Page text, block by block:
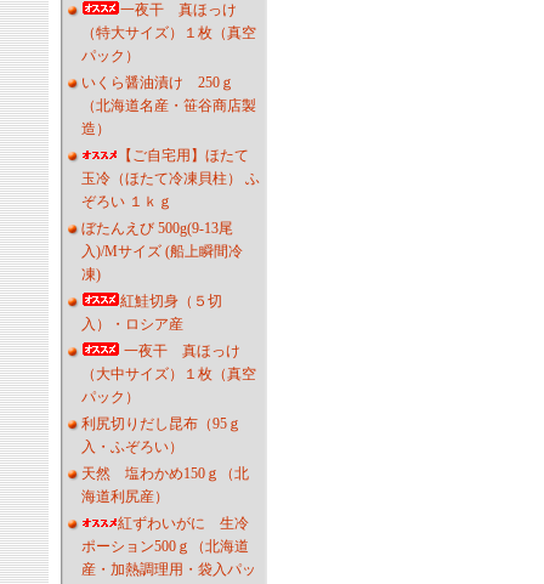
一夜干 真ほっけ
（特大サイズ）１枚（真空
パック）
いくら醤油漬け 250ｇ
（北海道名産・笹谷商店製
造）
【ご自宅用】ほたて
玉冷（ほたて冷凍貝柱） ふ
ぞろい １ｋｇ
ぼたんえび 500g(9-13尾
入)/Mサイズ (船上瞬間冷
凍)
紅鮭切身（５切
入）・ロシア産
一夜干 真ほっけ
（大中サイズ）１枚（真空
パック）
利尻切りだし昆布（95ｇ
入・ふぞろい）
天然 塩わかめ150ｇ（北
海道利尻産）
紅ずわいがに 生冷
ポーション500ｇ（北海道
産・加熱調理用・袋入パッ